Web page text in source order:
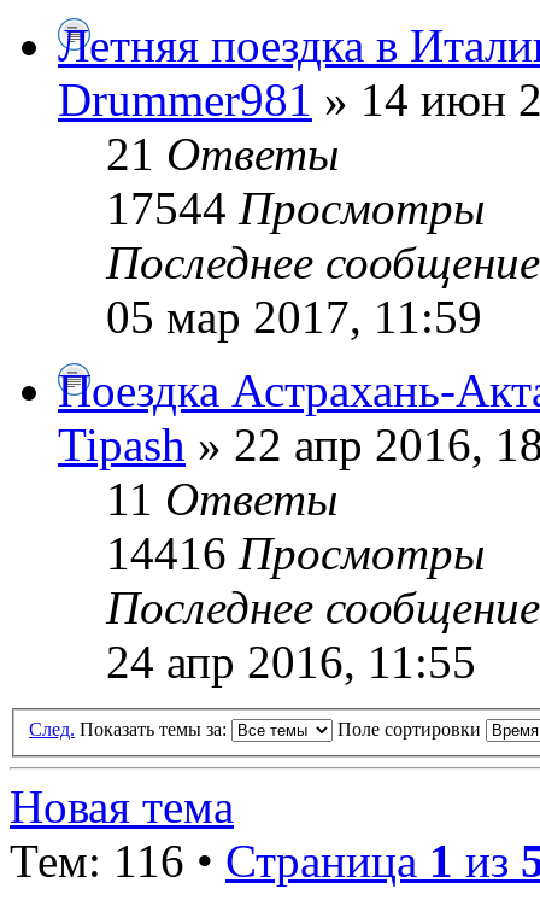
Летняя поездка в
Drummer981 » 14 июн
21 Ответы
17544 Просмотры
Последнее
05 мар 2017, 11:59
Поездка Астрахань-
Tipash » 22 апр 2016,
11 Ответы
14416 Просмотры
Последнее
24 апр 2016, 11:55
След. Показать темы за: Поле сортировки
Новая тема
Тем: 116 • Страница 1 из